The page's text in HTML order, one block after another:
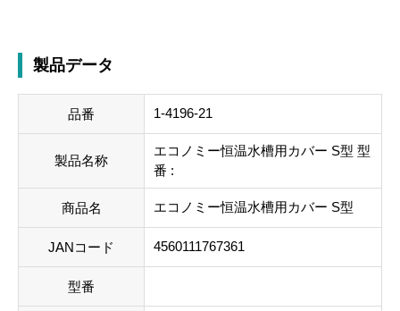
製品データ
品番 1-4196-21
製品名称
エコノミー恒温水槽用カバー S型 型
番 :
商品名 エコノミー恒温水槽用カバー S型
JANコード 4560111767361
型番